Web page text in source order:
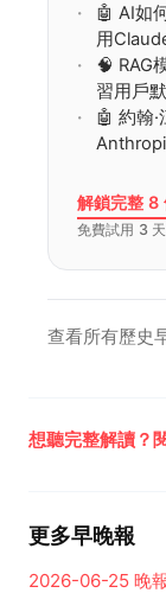
🤖 AI如
用
🧠 RAG
習用戶
🤖 約翰
解鎖完整 8
免費試用 3
查看所有歷史
想聽完整解讀？
更多早晚報
2026-06-25 晚